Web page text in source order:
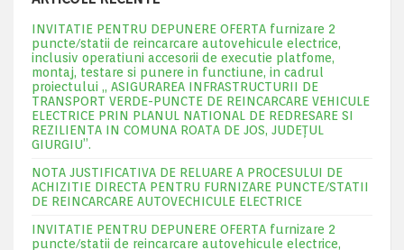
INVITATIE PENTRU DEPUNERE OFERTA furnizare 2
puncte/statii de reincarcare autovehicule electrice,
inclusiv operatiuni accesorii de executie platfome,
montaj, testare si punere in functiune, in cadrul
proiectului „ ASIGURAREA INFRASTRUCTURII DE
TRANSPORT VERDE-PUNCTE DE REINCARCARE VEHICULE
ELECTRICE PRIN PLANUL NATIONAL DE REDRESARE SI
REZILIENTA IN COMUNA ROATA DE JOS, JUDEŢUL
GIURGIU”.
NOTA JUSTIFICATIVA DE RELUARE A PROCESULUI DE
ACHIZITIE DIRECTA PENTRU FURNIZARE PUNCTE/STATII
DE REINCARCARE AUTOVECHICULE ELECTRICE
INVITATIE PENTRU DEPUNERE OFERTA furnizare 2
puncte/statii de reincarcare autovehicule electrice,